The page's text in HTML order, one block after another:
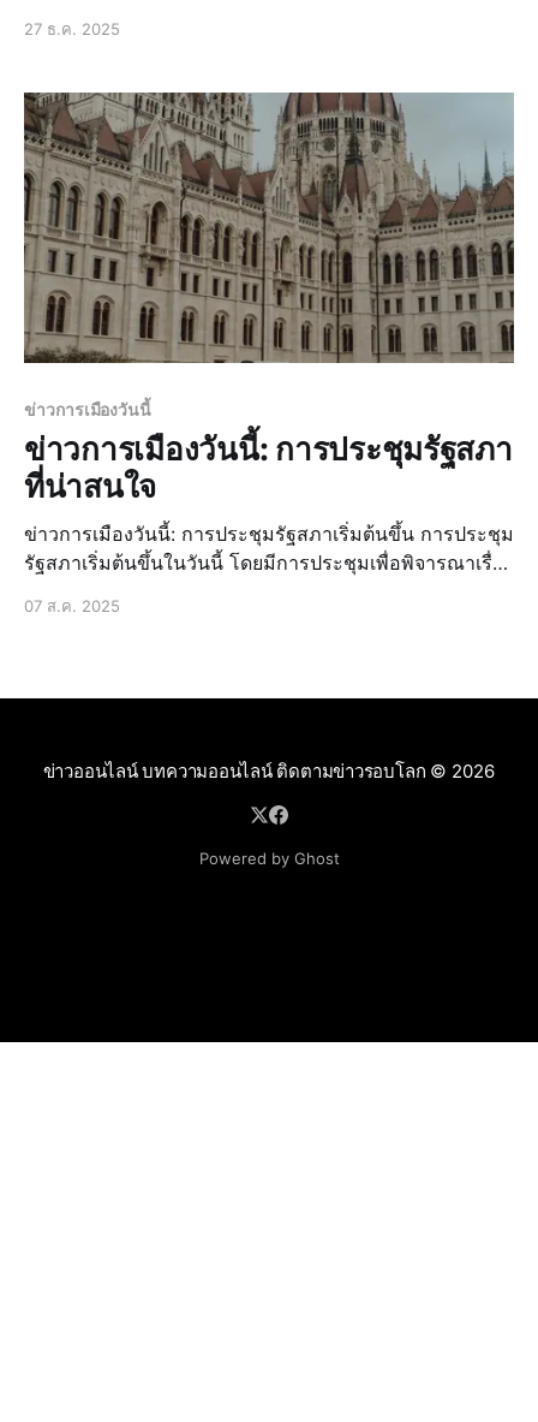
อภิปรายเรื่องสำคัญในรัฐสภา
27 ธ.ค. 2025
ข่าวการเมืองวันนี้
ข่าวการเมืองวันนี้: การประชุมรัฐสภา
ที่น่าสนใจ
ข่าวการเมืองวันนี้: การประชุมรัฐสภาเริ่มต้นขึ้น การประชุม
รัฐสภาเริ่มต้นขึ้นในวันนี้ โดยมีการประชุมเพื่อพิจารณาเรื่อง
รัฐสภาเป็นโอกาสที่สำคัญในการแสดงความคิดเห็นและ
07 ส.ค. 2025
ข่าวออนไลน์ บทความออนไลน์ ติดตามข่าวรอบโลก © 2026
Powered by Ghost